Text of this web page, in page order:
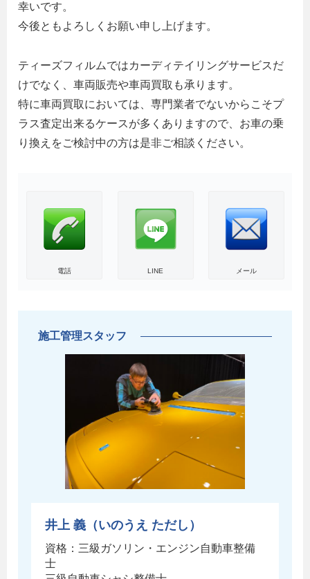
幸いです。
今後ともよろしくお願い申し上げます。
ティーズフィルムではカーディテイリングサービスだ
けでなく、車両販売や車両買取も承ります。
特に車両買取においては、専門業者でないからこそプ
ラス査定出来るケースが多くありますので、お車の乗
り換えをご検討中の方は是非ご相談ください。
電話 LINE メール
施工管理スタッフ
井上 義（いのうえ ただし）
資格：三級ガソリン・エンジン自動車整備
士